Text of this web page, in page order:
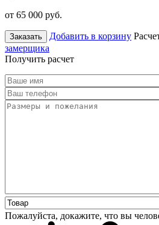
от 65 000 руб.
Заказать Добавить в корзину
замерщика
Получить расчет
Пожалуйста, докажите, что вы